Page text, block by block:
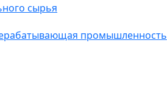
сырья
промышленность